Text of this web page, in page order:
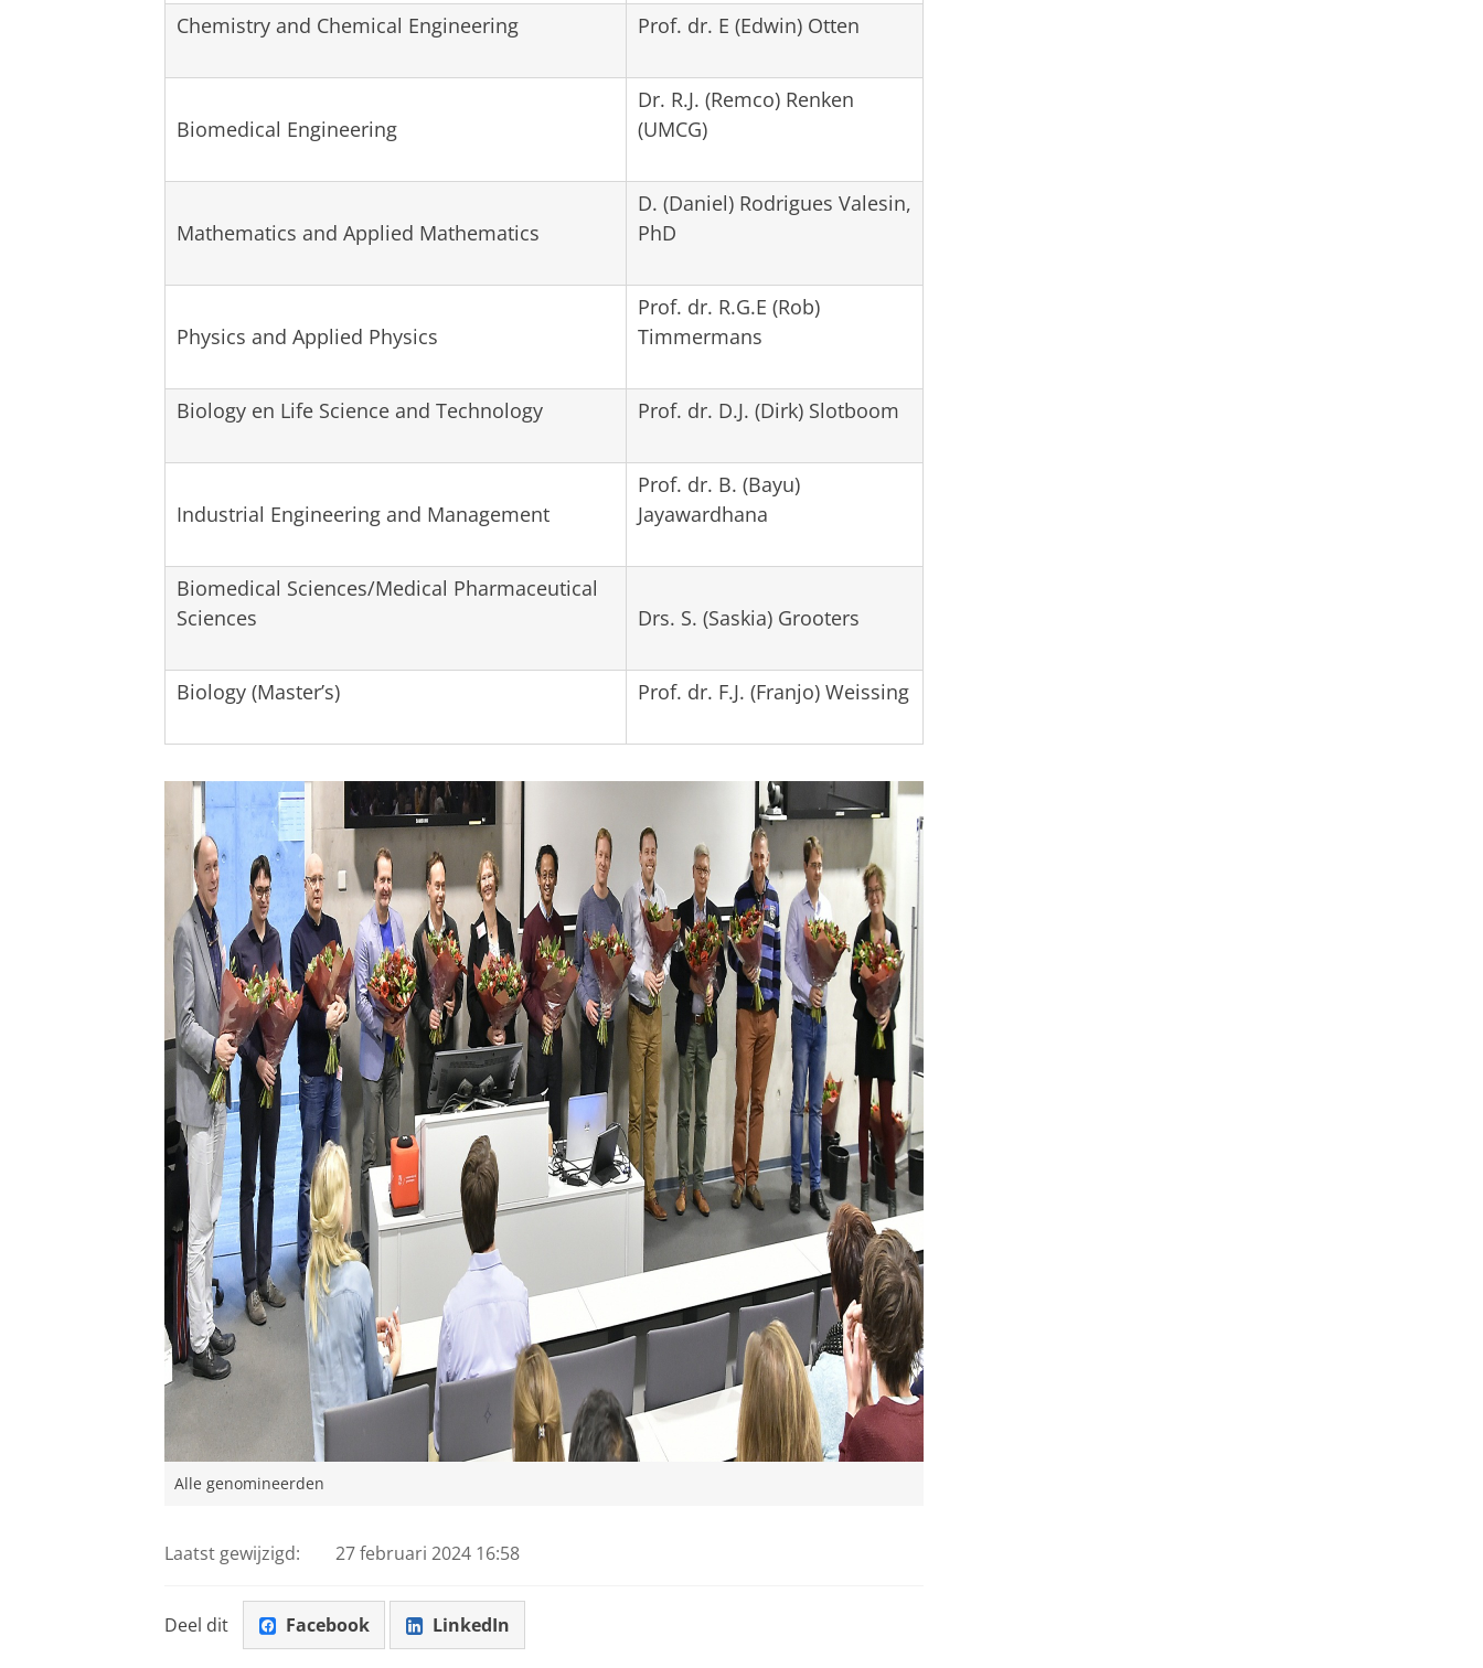
Chemistry and Chemical Engineering Prof. dr. E (Edwin) Otten
Biomedical Engineering
Dr. R.J. (Remco) Renken
(UMCG)
Mathematics and Applied Mathematics
D. (Daniel) Rodrigues Valesin,
PhD
Physics and Applied Physics
Prof. dr. R.G.E (Rob)
Timmermans
Biology en Life Science and Technology Prof. dr. D.J. (Dirk) Slotboom
Industrial Engineering and Management
Prof. dr. B. (Bayu)
Jayawardhana
Biomedical Sciences/Medical Pharmaceutical
Sciences
Drs. S. (Saskia) Grooters
Biology (Master’s) Prof. dr. F.J. (Franjo) Weissing
Alle genomineerden
Laatst gewijzigd: 27 februari 2024 16:58
Deel dit Facebook LinkedIn